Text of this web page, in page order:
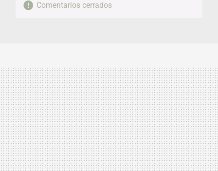
Comentarios cerrados